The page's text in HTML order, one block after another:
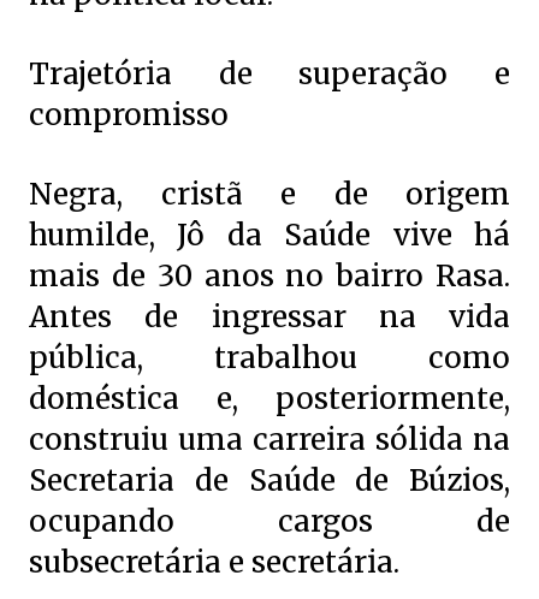
Trajetória de superação e
compromisso
Negra, cristã e de origem
humilde, Jô da Saúde vive há
mais de 30 anos no bairro Rasa.
Antes de ingressar na vida
pública, trabalhou como
doméstica e, posteriormente,
construiu uma carreira sólida na
Secretaria de Saúde de Búzios,
ocupando cargos de
subsecretária e secretária.